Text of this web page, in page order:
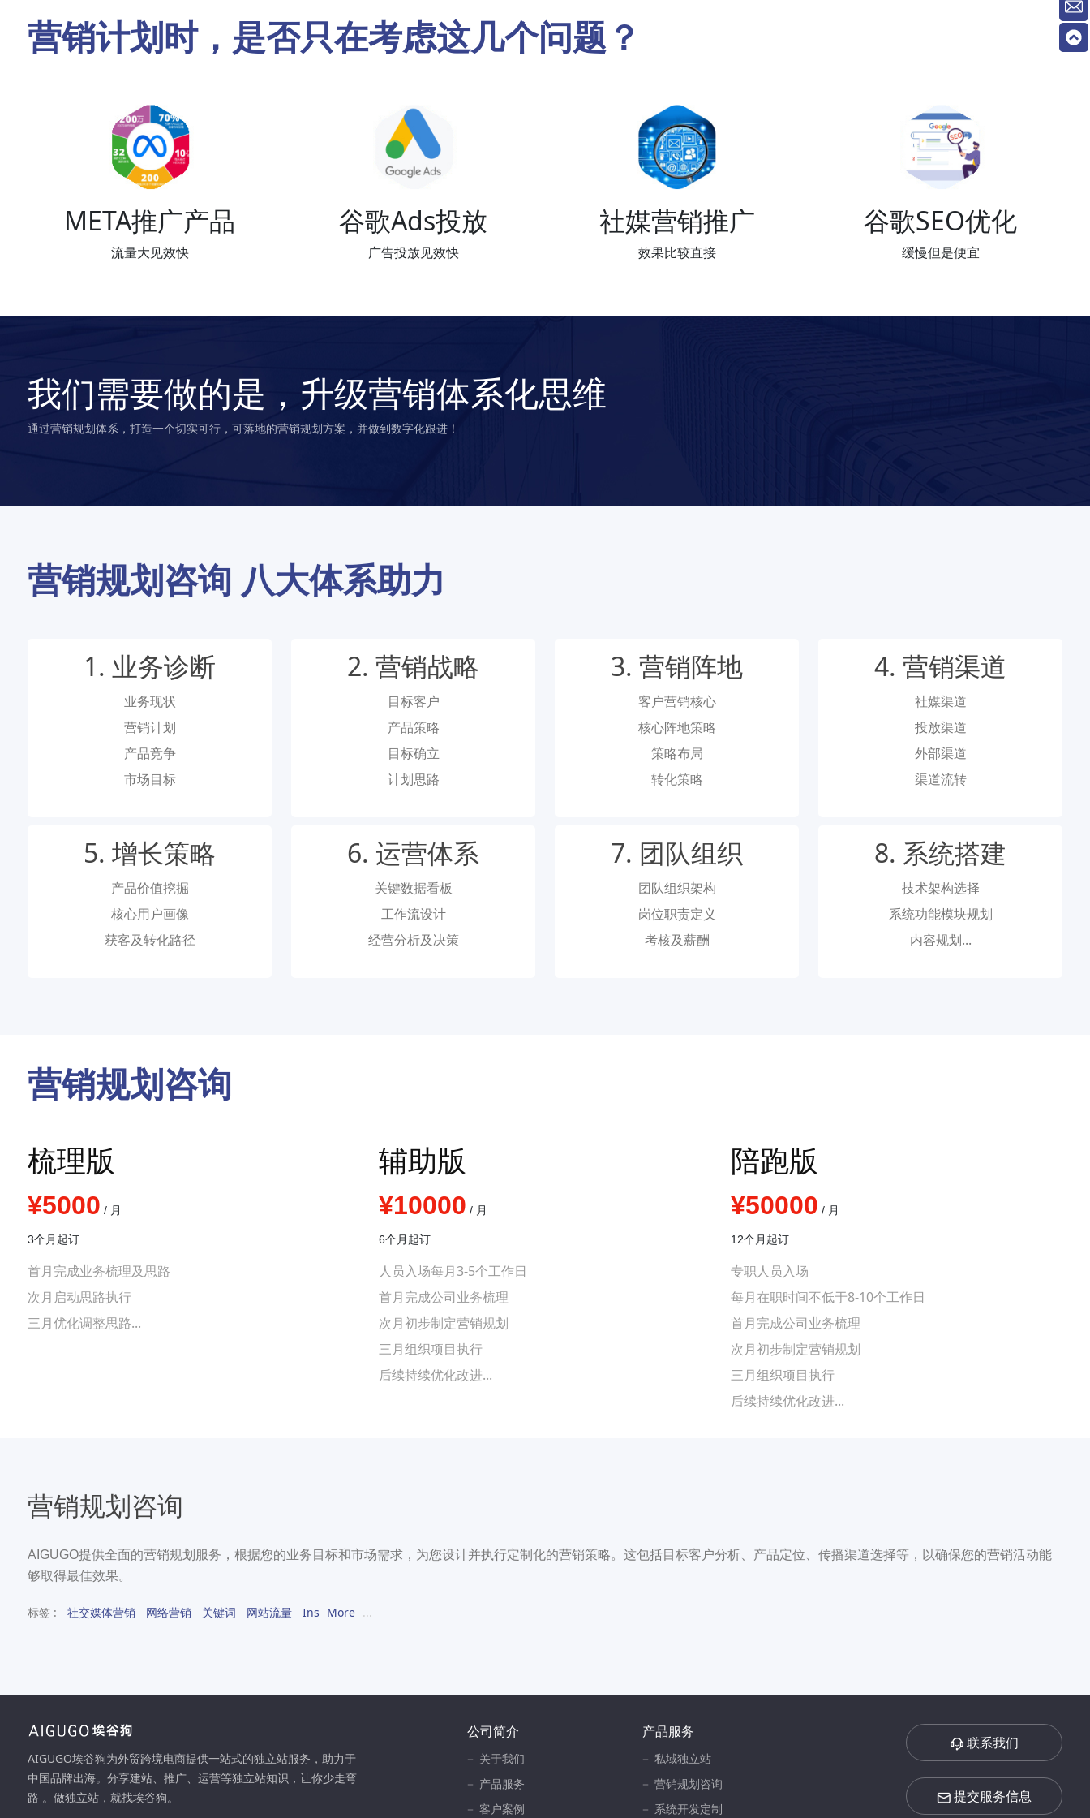
营销计划时，是否只在考虑这几个问题？
META推广产品
流量大见效快
谷歌Ads投放
广告投放见效快
社媒营销推广
效果比较直接
谷歌SEO优化
缓慢但是便宜
我们需要做的是，升级营销体系化思维
通过营销规划体系，打造一个切实可行，可落地的营销规划方案，并做到数字化跟进！
营销规划咨询 八大体系助力
1. 业务诊断
业务现状
营销计划
产品竞争
市场目标
2. 营销战略
目标客户
产品策略
目标确立
计划思路
3. 营销阵地
客户营销核心
核心阵地策略
策略布局
转化策略
4. 营销渠道
社媒渠道
投放渠道
外部渠道
渠道流转
5. 增长策略
产品价值挖掘
核心用户画像
获客及转化路径
6. 运营体系
关键数据看板
工作流设计
经营分析及决策
7. 团队组织
团队组织架构
岗位职责定义
考核及薪酬
8. 系统搭建
技术架构选择
系统功能模块规划
内容规划...
营销规划咨询
梳理版
¥5000 / 月
3个月起订
首月完成业务梳理及思路
次月启动思路执行
三月优化调整思路...
辅助版
¥10000 / 月
6个月起订
人员入场每月3-5个工作日
首月完成公司业务梳理
次月初步制定营销规划
三月组织项目执行
后续持续优化改进...
陪跑版
¥50000 / 月
12个月起订
专职人员入场
每月在职时间不低于8-10个工作日
首月完成公司业务梳理
次月初步制定营销规划
三月组织项目执行
后续持续优化改进...
营销规划咨询
AIGUGO提供全面的营销规划服务，根据您的业务目标和市场需求，为您设计并执行定制化的营销策略。这包括目标客户分析、产品定位、传播渠道选择等，以确保您的营销活动能
够取得最佳效果。
标签 : 社交媒体营销 网络营销 关键词 网站流量 Ins More ...
AIGUGO埃谷狗为外贸跨境电商提供一站式的独立站服务，助力于
中国品牌出海。分享建站、推广、运营等独立站知识，让你少走弯
路 。做独立站，就找埃谷狗。
公司简介
关于我们
产品服务
客户案例
产品服务
私域独立站
营销规划咨询
系统开发定制
联系我们
提交服务信息